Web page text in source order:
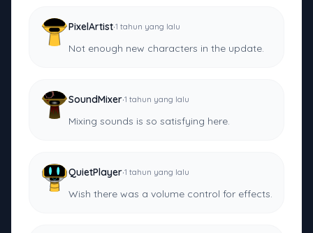
PixelArtist·1 tahun yang lalu
Not enough new characters in the update.
SoundMixer·1 tahun yang lalu
Mixing sounds is so satisfying here.
QuietPlayer·1 tahun yang lalu
Wish there was a volume control for effects.